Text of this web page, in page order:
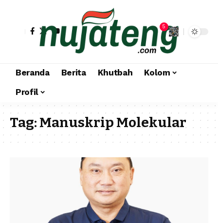
5
Beranda Berita Khutbah
Kolom
Profil
Tag:Manuskrip Molekular